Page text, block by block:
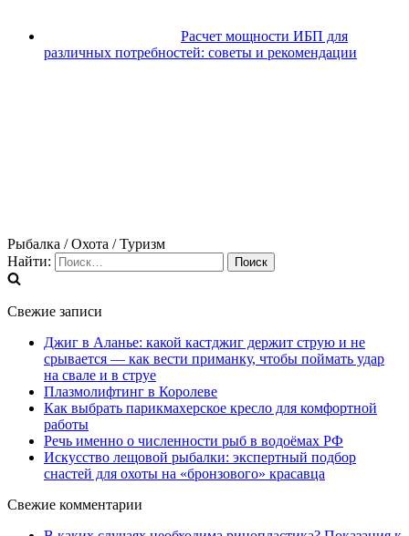
Расчет мощности ИБП для
различных потребностей: советы и рекомендации
Рыбалка / Охота / Туризм
Найти:
Свежие записи
Джиг в Аланье: какой кастджиг держит струю и не
срывается — как вести приманку, чтобы поймать удар
на свале и в струе
Плазмолифтинг в Королеве
Как выбрать парикмахерское кресло для комфортной
работы
Речь именно о численности рыб в водоёмах РФ
Искусство лещовой рыбалки: экспертный подбор
снастей для охоты на «бронзового» красавца
Свежие комментарии